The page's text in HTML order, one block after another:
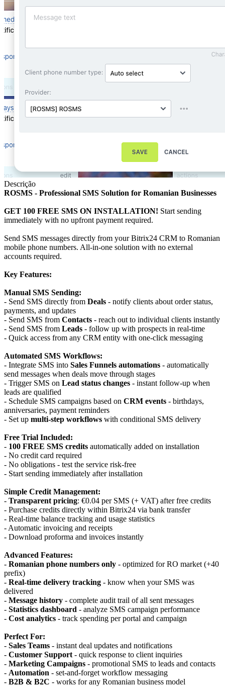
Descrição
ROSMS - Professional SMS Solution for Romanian Businesses
GET 100 FREE SMS ON INSTALLATION! Start sending
immediately with no upfront payment required.
Send SMS messages directly from your Bitrix24 CRM to Romanian
mobile phone numbers. All-in-one solution with no external
accounts required.
Key Features:
Manual SMS Sending:
- Send SMS directly from Deals - notify clients about order status,
payments, and updates
- Send SMS from Contacts - reach out to individual clients instantly
- Send SMS from Leads - follow up with prospects in real-time
- Quick access from any CRM entity with one-click messaging
Automated SMS Workflows:
- Integrate SMS into Sales Funnels automations - automatically
send messages when deals move through stages
- Trigger SMS on Lead status changes - instant follow-up when
leads are qualified
- Schedule SMS campaigns based on CRM events - birthdays,
anniversaries, payment reminders
- Set up multi-step workflows with conditional SMS delivery
Free Trial Included:
- 100 FREE SMS credits automatically added on installation
- No credit card required
- No obligations - test the service risk-free
- Start sending immediately after installation
Simple Credit Management:
- Transparent pricing: €0.04 per SMS (+ VAT) after free credits
- Purchase credits directly within Bitrix24 via bank transfer
- Real-time balance tracking and usage statistics
- Automatic invoicing and receipts
- Download proforma and invoices instantly
Advanced Features:
- Romanian phone numbers only - optimized for RO market (+40
prefix)
- Real-time delivery tracking - know when your SMS was
delivered
- Message history - complete audit trail of all sent messages
- Statistics dashboard - analyze SMS campaign performance
- Cost analytics - track spending per portal and campaign
Perfect For:
- Sales Teams - instant deal updates and notifications
- Customer Support- quick response to client inquiries
- Marketing Campaigns - promotional SMS to leads and contacts
- Automation - set-and-forget workflow messaging
- B2B & B2C - works for any Romanian business model